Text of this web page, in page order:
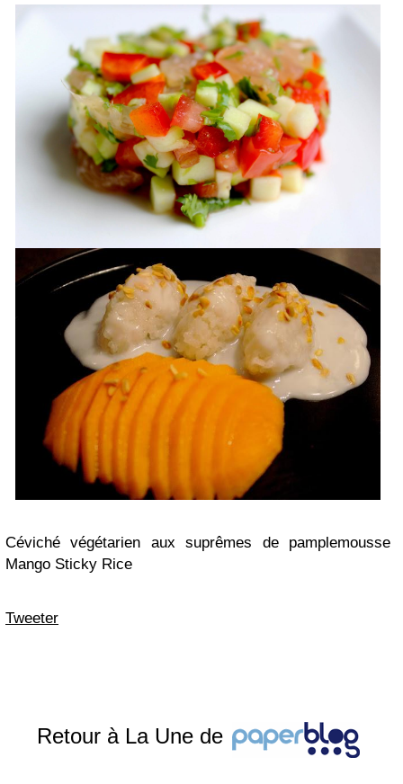
Céviché végétarien aux suprêmes de pamplemousse
Mango Sticky Rice
Tweeter
Retour à La Une de